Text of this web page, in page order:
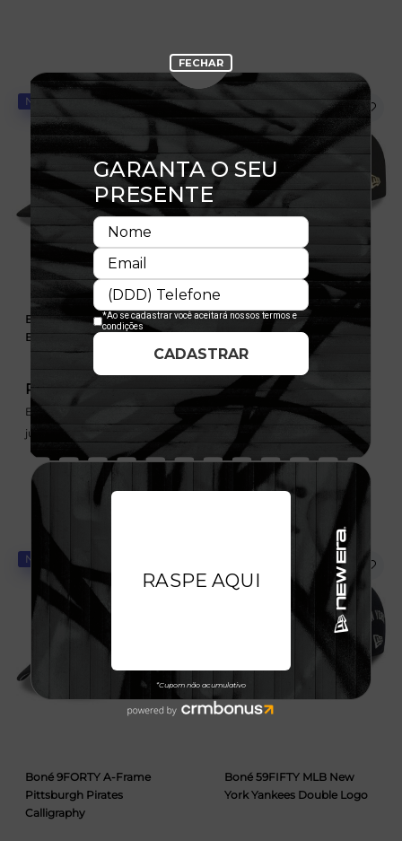
NOVIDADE
Boné 9FIFTY Pré-Curved
Buffalo Braves Suede
R$ 349,99
Em até 6x de 58,33 sem
juros
NOVIDADE
Boné 9FIFTY Pré-Curved
Utah Jazz Suede
R$ 349,99
Em até 6x de 58,33 sem
juros
NOVIDADE
Boné 9FORTY A-Frame
Pittsburgh Pirates
Calligraphy
Boné 59FIFTY MLB New
York Yankees Double Logo